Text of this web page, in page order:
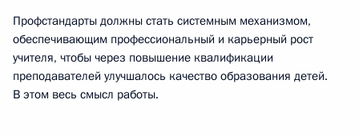
Профстандарты должны стать системным механизмом,
обеспечивающим профессиональный и карьерный рост
учителя, чтобы через повышение квалификации
преподавателей улучшалось качество образования детей.
В этом весь смысл работы.